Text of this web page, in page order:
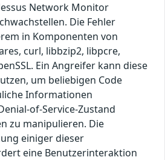
Network Monitor
Die Fehler
in Komponenten von
curl, libbzip2, libpcre,
Ein Angreifer kann diese
um beliebigen Code
Informationen
of-Service-Zustand
zu manipulieren. Die
einiger dieser
eine Benutzerinteraktion